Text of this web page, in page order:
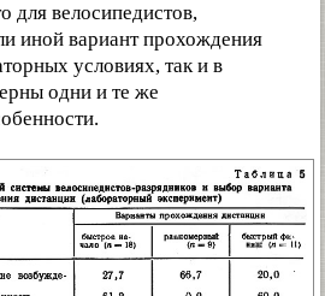
для велосипедистов,
иной вариант прохождения
условиях, так и в
одни и те же